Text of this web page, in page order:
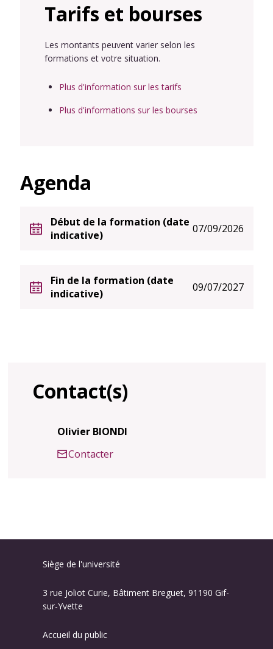
Tarifs et bourses
Les montants peuvent varier selon les
formations et votre situation.
Plus d'information sur les tarifs
Plus d'informations sur les bourses
Agenda
Début de la formation (date
indicative)
07/09/2026
Fin de la formation (date
indicative)
09/07/2027
Contact(s)
Olivier BIONDI
Contacter
Siège de l'université
3 rue Joliot Curie, Bâtiment Breguet, 91190 Gif-
sur-Yvette
Accueil du public